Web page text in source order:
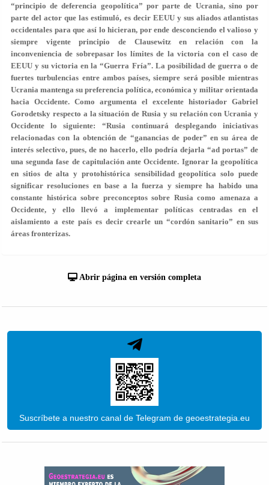
“principio de deferencia geopolítica” por parte de Ucrania, sino por
parte del actor que las estimuló, es decir EEUU y sus aliados atlantistas
occidentales para que así lo hicieran, por ende desconciendo el valioso y
siempre vigente principio de Clausewitz en relación con la
inconveniencia de sobrepasar los límites de la victoria con el caso de
EEUU y su victoria en la “Guerra Fría”. La posibilidad de guerra o de
fuertes turbulencias entre ambos países, siempre será posible mientras
Ucrania mantenga su preferencia política, económica y militar orientada
hacia Occidente. Como argumenta el excelente historiador Gabriel
Gorodetsky respecto a la situación de Rusia y su relación con Ucrania y
Occidente lo siguiente: “Rusia continuará desplegando iniciativas
relacionadas con la obtención de “ganancias de poder” en su área de
interés selectivo, pues, de no hacerlo, ello podría dejarla “ad portas” de
una segunda fase de capitulación ante Occidente. Ignorar la geopolítica
en sitios de alta y protohistórica sensibilidad geopolítica solo puede
significar resoluciones en base a la fuerza y siempre ha habido una
constante histórica sobre preconceptos sobre Rusia como amenaza a
Occidente, y ello llevó a implementar políticas centradas en el
aislamiento a este país es decir crearle un “cordón sanitario” en sus
áreas fronterizas.
Abrir página en versión completa
Suscríbete a nuestro canal de Telegram de geoestrategia.eu